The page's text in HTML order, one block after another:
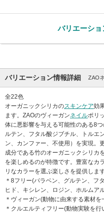
バリエーシ
バリエーション情報詳細 ZAO
全22色
オーガニックシリカのスキンケア効
ます。ZAOのヴィーガンネイルポリ
体に悪影響を与える可能性のある8
ルテン、フタル酸ジブチル、トルエ
ン、カンファー、不使用）を実現。
成分である竹のオーガニックシリカ
を楽しめるのが特徴です。豊富なカ
リなカラーを選ぶ楽しさを提供します
＊8フリー(パラベン、グルテン、フ
ヒド、キシレン、ロジン、ホルムア
＊ヴィーガン(動物に由来する素材を
＊クルエルティフリー(動物実験を行